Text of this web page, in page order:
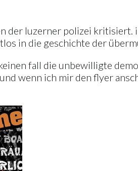
der luzerner polizei
in die geschichte der
fall die unbewilligte
wenn ich mir den flyer